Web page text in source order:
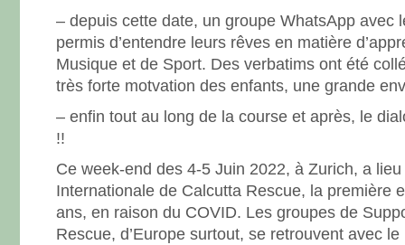
– depuis cette date, un groupe WhatsApp avec
permis d’entendre leurs rêves en matière
Musique et de Sport. Des verbatims ont été
très forte motvation des enfants, une grande
– enfin tout au long de la course et après, le
!!
Ce week-end des 4-5 Juin 2022, à Zurich, a
Internationale de Calcutta Rescue, la première
ans, en raison du COVID. Les groupes de
Rescue, d’Europe surtout, se retrouvent avec